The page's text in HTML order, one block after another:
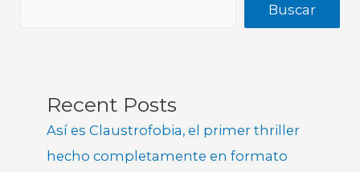
Buscar
Recent Posts
Así es Claustrofobia, el primer thriller
hecho completamente en formato